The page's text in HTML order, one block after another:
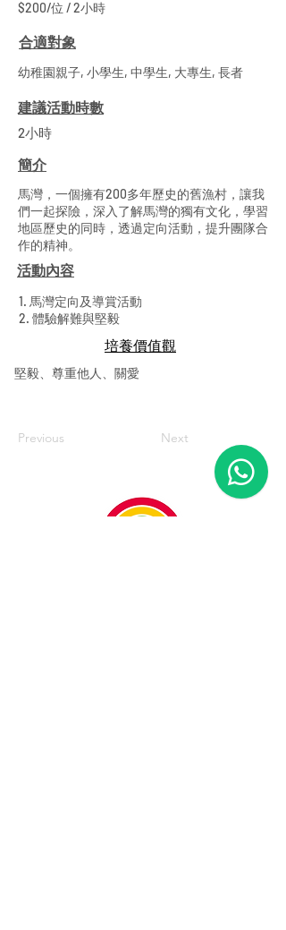
$200/位 / 2小時
合適對象
幼稚園親子, 小學生, 中學生, 大專生, 長者
建議活動時數
2小時
簡介
馬灣，一個擁有200多年歷史的舊漁村，讓我
們一起探險，深入了解馬灣的獨有文化，學習
地區歷史的同時，透過定向活動，提升團隊合
作的精神。
活動內容
1. 馬灣定向及導賞活動
2. 體驗解難與堅毅
​培養價值觀
堅毅、尊重他人、關愛
Previous Next